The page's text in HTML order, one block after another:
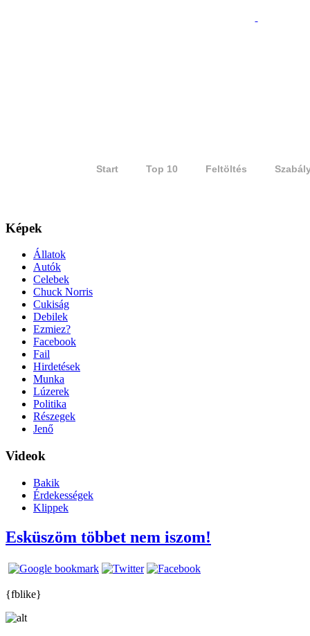
Start Top 10 Feltöltés
Képek
Állatok
Autók
Celebek
Chuck Norris
Cukiság
Debilek
Ezmiez?
Facebook
Fail
Hirdetések
Munka
Lúzerek
Politika
Részegek
Jenő
Videok
Bakik
Érdekességek
Klippek
Esküszöm többet nem iszom!
{fblike}